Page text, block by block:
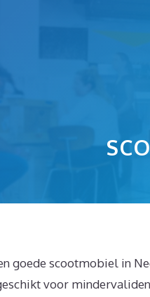
goede scootmobiel in
voor